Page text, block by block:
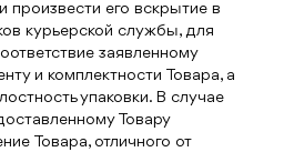
произвести его вскрытие в
курьерской службы, для
заявленному
и комплектности Товара, а
упаковки. В случае
Товару
Товара, отличного от